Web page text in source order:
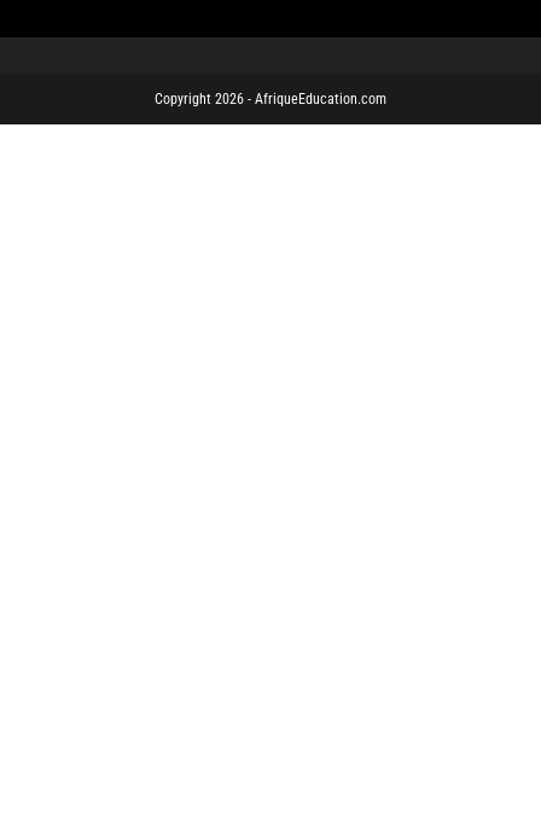
Copyright 2026 - AfriqueEducation.com